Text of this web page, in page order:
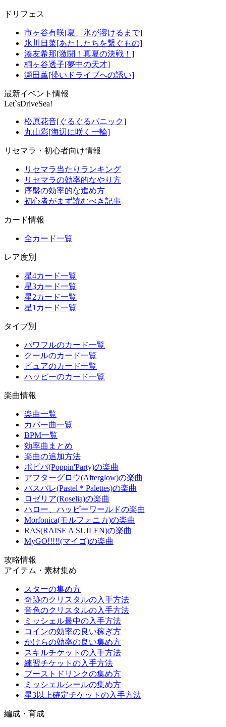
ドリフェス
市ヶ谷有咲[夏、氷が溶けるまで]
氷川日菜[あたしたちを繋ぐもの]
湊友希那[激闘！真夏の決戦！]
桐ヶ谷透子[夢中の天才]
瀬田薫[儚いドライブへの誘い]
最新イベント情報
Let`sDriveSea!
松原花音[ぐるぐるパニック]
丸山彩[海辺に咲く一輪]
リセマラ・初心者向け情報
リセマラ当たりランキング
リセマラの効率的なやり方
序盤の効率的な進め方
初心者がまず読むべき記事
カード情報
全カード一覧
レア度別
星4カード一覧
星3カード一覧
星2カード一覧
星1カード一覧
タイプ別
パワフルのカード一覧
クールのカード一覧
ピュアのカード一覧
ハッピーのカード一覧
楽曲情報
楽曲一覧
カバー曲一覧
BPM一覧
効率曲まとめ
楽曲の追加方法
ポピパ(Poppin'Party)の楽曲
アフターグロウ(Afterglow)の楽曲
パスパレ(Pastel＊Palettes)の楽曲
ロゼリア(Roselia)の楽曲
ハロー、ハッピーワールドの楽曲
Morfonica(モルフォニカ)の楽曲
RAS(RAISE A SUILEN)の楽曲
MyGO!!!!!(マイゴ)の楽曲
攻略情報
アイテム・素材集め
スターの集め方
奇跡のクリスタルの入手方法
音色のクリスタルの入手方法
ミッシェル最中の入手方法
コインの効率の良い稼ぎ方
かけらの効率の良い集め方
スキルチケットの入手方法
練習チケットの入手方法
ブーストドリンクの集め方
ミッシェルシールの集め方
星3以上確定チケットの入手方法
編成・育成